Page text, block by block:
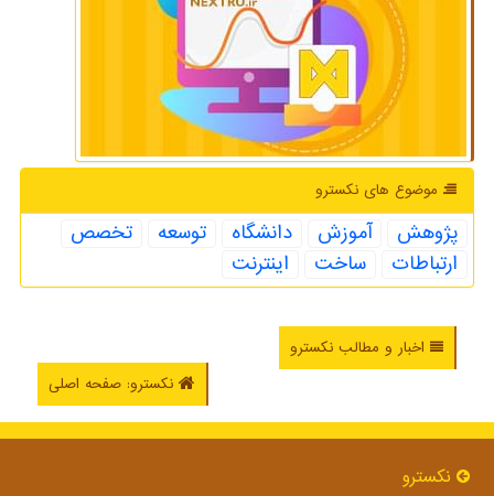
موضوع های نكسترو
پژوهش آموزش دانشگاه توسعه
تخصص
ارتباطات
ساخت اینترنت
اخبار و مطالب نکسترو
نکسترو: صفحه اصلی
نكسترو